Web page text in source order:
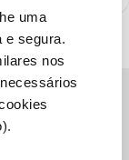
uma
segura.
nos